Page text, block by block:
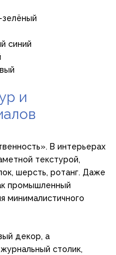
синий
и
В интерьерах
текстурой,
шерсть, ротанг. Даже
промышленный
минималистичного
декор, а
столик,